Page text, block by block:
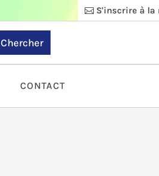
S'inscrire à la
Chercher
CONTACT